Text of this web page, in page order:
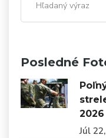
Posledné
2026
Júl